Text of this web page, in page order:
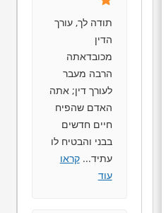
תודה לך, עורך
הדין
מכובדאתה
הרבה מעבר
לעורך דין; אתה
האדם שהפיח
חיים חדשים
בבני והבטיח לו
עתיד...קראו
עוד